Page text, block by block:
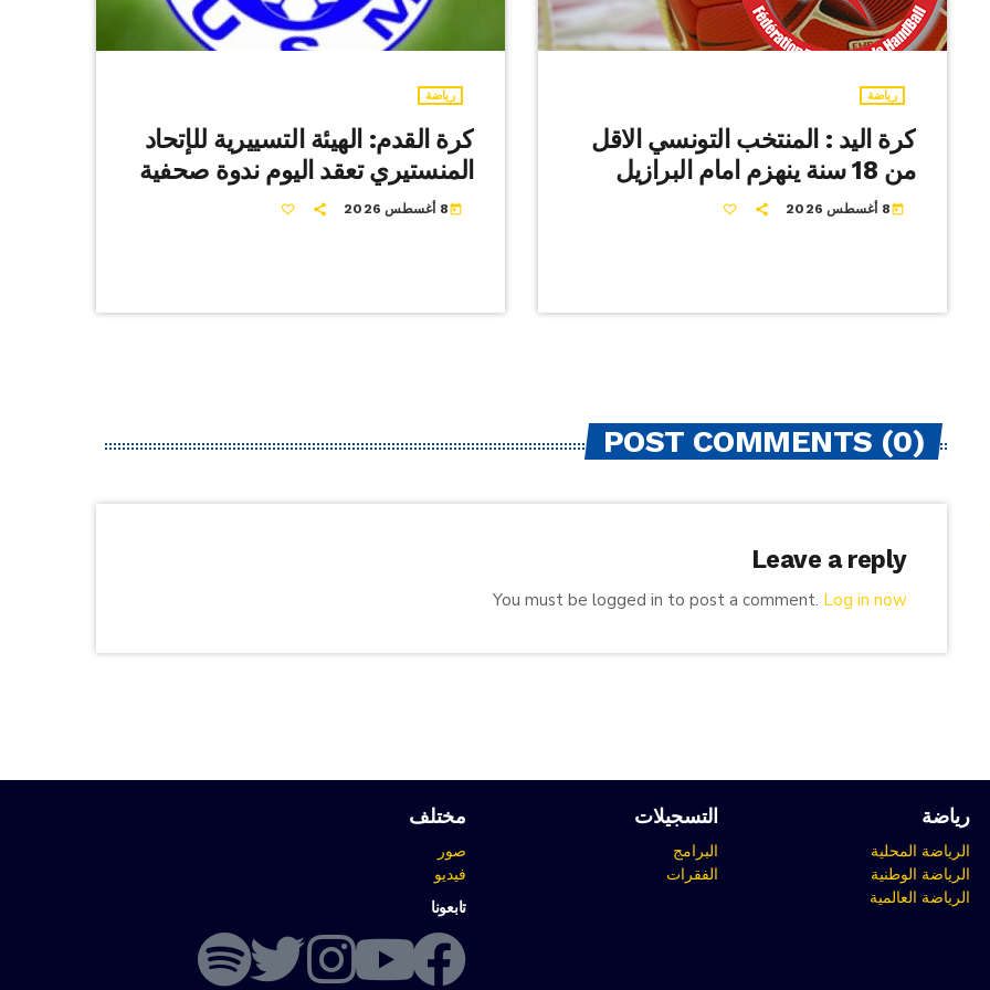
رياضة
كرة القدم: الهيئة التسييرية للإتحاد
المنستيري تعقد اليوم ندوة صحفية
today 8 أغسطس 2026
رياضة
كرة اليد : المنتخب التونسي الاقل
من 18 سنة ينهزم امام البرازيل
today 8 أغسطس 2026
POST COMMENTS (0)
Leave a reply
You must be logged in to post a comment. Log in now
رياضة
الرياضة المحلية
الرياضة الوطنية
الرياضة العالمية
التسجيلات
البرامج
الفقرات
مختلف
صور
فيديو
تابعونا